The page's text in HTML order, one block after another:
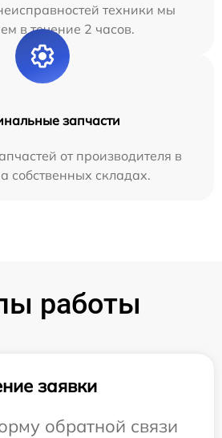
техники мы
в течение 2 часов.
запчасти
от производителя в
собственных складах.
работы
заявки
обратной связи